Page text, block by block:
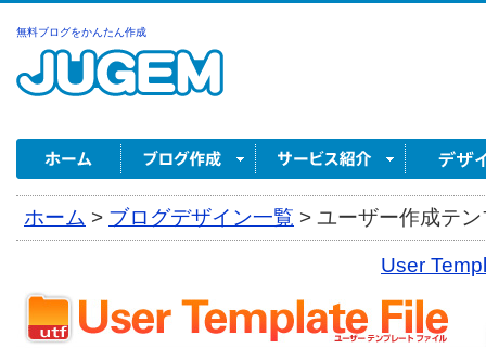
無料ブログをかんたん作成
ホーム > ブログデザイン一覧 > ユーザー作成テ
User